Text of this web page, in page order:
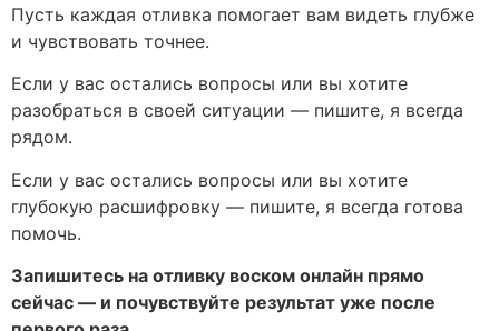
Пусть каждая отливка помогает вам видеть глубже
и чувствовать точнее.
Если у вас остались вопросы или вы хотите
разобраться в своей ситуации — пишите, я всегда
рядом.
Если у вас остались вопросы или вы хотите
глубокую расшифровку — пишите, я всегда готова
помочь.
Запишитесь на отливку воском онлайн прямо
сейчас — и почувствуйте результат уже после